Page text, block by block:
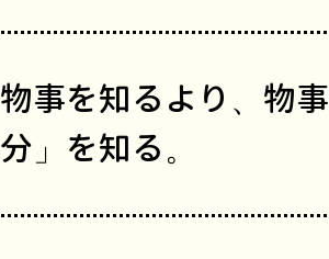
物事を知るより、物
分」を知る。